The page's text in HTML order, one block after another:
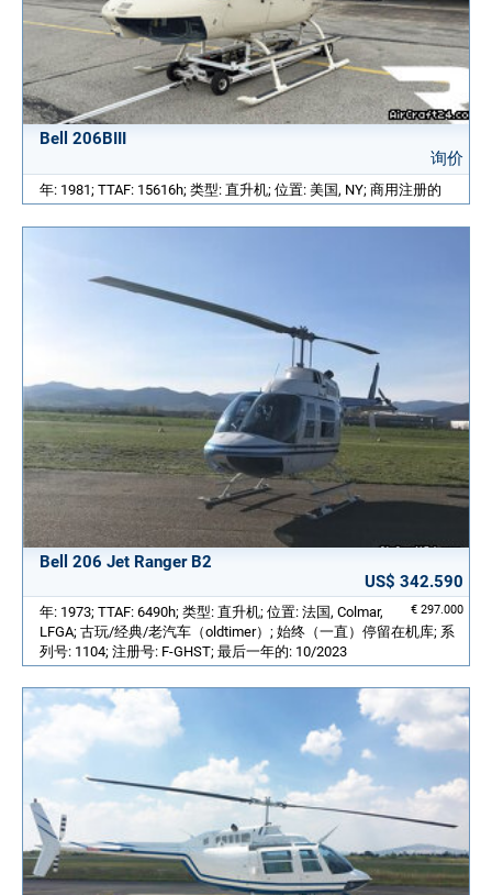
Bell 206BIII
询价
年: 1981; TTAF: 15616h; 类型: 直升机; 位置: 美国, NY; 商用注册的
Bell 206 Jet Ranger B2
US$ 342.590
€ 297.000
年: 1973; TTAF: 6490h; 类型: 直升机; 位置: 法国, Colmar,
LFGA; 古玩/经典/老汽车（oldtimer）; 始终（一直）停留在机库; 系
列号: 1104; 注册号: F-GHST; 最后一年的: 10/2023